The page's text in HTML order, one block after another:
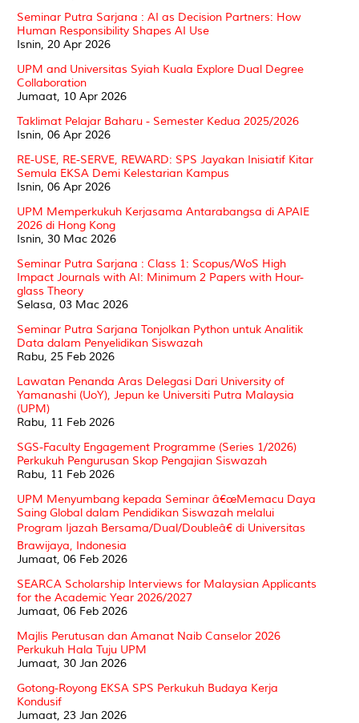
Seminar Putra Sarjana : AI as Decision Partners: How
Human Responsibility Shapes AI Use
Isnin, 20 Apr 2026
UPM and Universitas Syiah Kuala Explore Dual Degree
Collaboration
Jumaat, 10 Apr 2026
Taklimat Pelajar Baharu - Semester Kedua 2025/2026
Isnin, 06 Apr 2026
RE-USE, RE-SERVE, REWARD: SPS Jayakan Inisiatif Kitar
Semula EKSA Demi Kelestarian Kampus
Isnin, 06 Apr 2026
UPM Memperkukuh Kerjasama Antarabangsa di APAIE
2026 di Hong Kong
Isnin, 30 Mac 2026
Seminar Putra Sarjana : Class 1: Scopus/WoS High
Impact Journals with AI: Minimum 2 Papers with Hour-
glass Theory
Selasa, 03 Mac 2026
Seminar Putra Sarjana Tonjolkan Python untuk Analitik
Data dalam Penyelidikan Siswazah
Rabu, 25 Feb 2026
Lawatan Penanda Aras Delegasi Dari University of
Yamanashi (UoY), Jepun ke Universiti Putra Malaysia
(UPM)
Rabu, 11 Feb 2026
SGS-Faculty Engagement Programme (Series 1/2026)
Perkukuh Pengurusan Skop Pengajian Siswazah
Rabu, 11 Feb 2026
UPM Menyumbang kepada Seminar â€œMemacu Daya
Saing Global dalam Pendidikan Siswazah melalui
Program Ijazah Bersama/Dual/Doubleâ€ di Universitas
Brawijaya, Indonesia
Jumaat, 06 Feb 2026
SEARCA Scholarship Interviews for Malaysian Applicants
for the Academic Year 2026/2027
Jumaat, 06 Feb 2026
Majlis Perutusan dan Amanat Naib Canselor 2026
Perkukuh Hala Tuju UPM
Jumaat, 30 Jan 2026
Gotong-Royong EKSA SPS Perkukuh Budaya Kerja
Kondusif
Jumaat, 23 Jan 2026